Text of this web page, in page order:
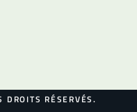
RÉSERVÉS.